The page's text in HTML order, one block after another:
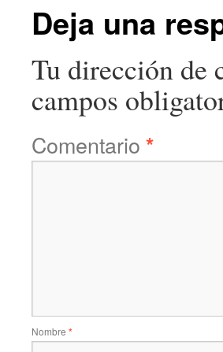
Deja una
Tu dirección de
campos
Comentario *
Nombre *